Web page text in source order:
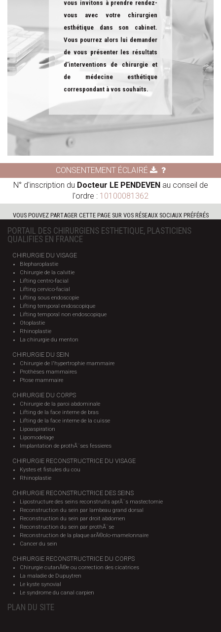
vous invitons à prendre rendez-
vous avec votre chirurgien
esthétique dans son cabinet.
Vous pourrez alors lui demander
de vous présenter les résultats
d’interventions de chirurgie et
de médecine esthétique
correspondant à vos souhaits.
CONSENTEMENT ÉCLAIRÉ
N° d'inscription du Docteur LE PENDEVEN au conseil de
l'ordre : 10100081362
VOUS POUVEZ PARTAGER CETTE PAGE SUR VOS RÉSEAUX SOCIAUX PRÉFÉRÉS
PORTAIL DES CHIRURGIENS ESTHETIQUE, PLASTICIENS
QUALIFIES EN FRANCE
CHIRURGIE DU VISAGE
Blepharoplastie
Chirurgie de la calvitie
Lifting centro-facial
Lifting cervico-facial
Lifting sous endoscopie
Lifting temporal endoscopique
Lifting temporal non endoscopique
Otoplastie
Rhinoplastie
La chirurgie du menton
CHIRURGIE DU SEIN
Chirurgie de l'hypertrophie mammaire
Prothèses mammaires
Ptose mammaire
CHIRURGIE DU CORPS
Chirurgie de la paroi abdominale
Lifting de la face interne de bras
Lifting de la face interne de la cuisse
Lipoaspiration
Lipomodelage
Implantation de prothÃ¨ses fessieres
CHIRURGIE RECONSTRUCTRICE DU VISAGE
Kystes et fistules du cou
Rhinoplastie
CHIRURGIE RECONSTRUCTRICE DES SEINS
Lipostructure des seins reconstruits aprÃ¨s mastectomie
Reconstruction du sein par lambeau grand dorsal
Reconstruction du sein par droit abdomen
Reconstruction du sein par prothÃ¨se
Reconstruction de la plaque arÃ©olo-mamelonnaire
Cancer du sein
CHIRURGIE RECONSTRUCTRICE DU CORPS
Chirurgie cutanÃ©e ou correction des cicatrices
La maladie de Dupuytren
Le kyste synovial
Le syndrome du canal carpien
PLAN DU SITE